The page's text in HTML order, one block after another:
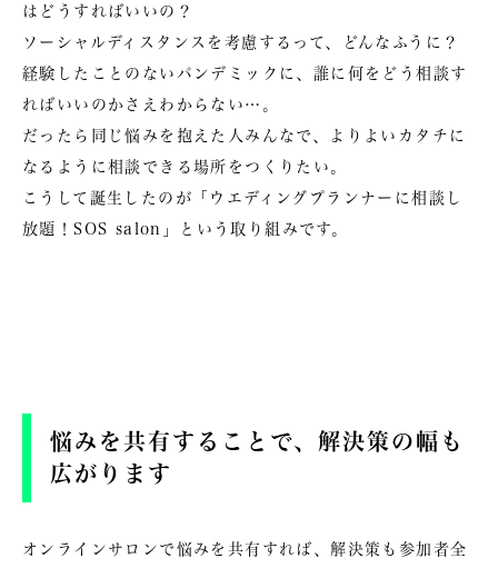
はどうすればいいの？
ソーシャルディスタンスを考慮するって、どんなふうに？
経験したことのないパンデミックに、誰に何をどう相談す
ればいいのかさえわからない…。
だったら同じ悩みを抱えた人みんなで、よりよいカタチに
なるように相談できる場所をつくりたい。
こうして誕生したのが 「ウエディングプランナーに相談し
放題！SOS salon」
という取り組みです。
悩みを共有することで、解決策の幅も
広がります
オンラインサロンで悩みを共有すれば、解決策も参加者全